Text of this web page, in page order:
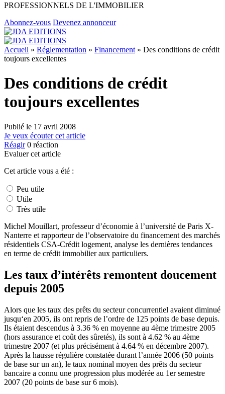
PROFESSIONNELS DE L'IMMOBILIER
Abonnez-vous Devenez annonceur
Accueil » Réglementation » Financement » Des conditions de crédit
toujours excellentes
Des conditions de crédit
toujours excellentes
Publié le 17 avril 2008
Je veux écouter cet article
Réagir 0 réaction
Evaluer cet article
Cet article vous a été :
Peu utile
Utile
Très utile
Michel Mouillart, professeur d’économie à l’université de Paris X-
Nanterre et rapporteur de l’observatoire du financement des marchés
résidentiels CSA-Crédit logement, analyse les dernières tendances
en terme de crédit immobilier aux particuliers.
Les taux d’intérêts remontent doucement
depuis 2005
Alors que les taux des prêts du secteur concurrentiel avaient diminué
jusqu‘en 2005, ils ont repris de l’ordre de 125 points de base depuis.
Ils étaient descendus à 3.36 % en moyenne au 4ème trimestre 2005
(hors assurance et coût des sûretés), ils sont à 4.62 % au 4ème
trimestre 2007 (et plus précisément à 4.64 % en décembre 2007).
Après la hausse régulière constatée durant l’année 2006 (50 points
de base sur un an), le taux nominal moyen des prêts du secteur
bancaire a connu une progression plus modérée au 1er semestre
2007 (20 points de base sur 6 mois).